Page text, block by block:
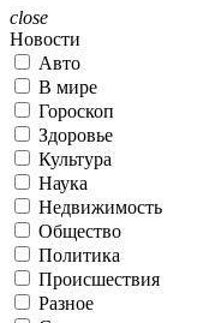
close
Новости
Авто
В мире
Гороскоп
Здоровье
Культура
Наука
Недвижимость
Общество
Политика
Происшествия
Разное